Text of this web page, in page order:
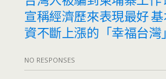
宣稱經濟歷來表現最好
資不斷上漲的「幸福台灣
NO RESPONSES